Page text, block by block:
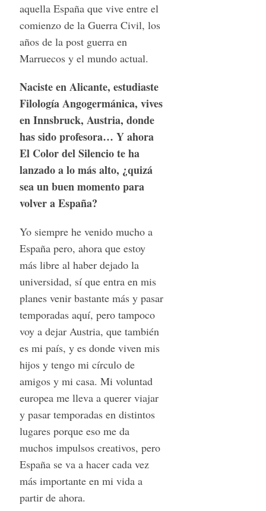
aquella España que vive entre el
comienzo de la Guerra Civil, los
años de la post guerra en
Marruecos y el mundo actual.
Naciste en Alicante, estudiaste
Filología Angogermánica, vives
en Innsbruck, Austria, donde
has sido profesora… Y ahora
El Color del Silencio te ha
lanzado a lo más alto, ¿quizá
sea un buen momento para
volver a España?
Yo siempre he venido mucho a
España pero, ahora que estoy
más libre al haber dejado la
universidad, sí que entra en mis
planes venir bastante más y pasar
temporadas aquí, pero tampoco
voy a dejar Austria, que también
es mi país, y es donde viven mis
hijos y tengo mi círculo de
amigos y mi casa. Mi voluntad
europea me lleva a querer viajar
y pasar temporadas en distintos
lugares porque eso me da
muchos impulsos creativos, pero
España se va a hacer cada vez
más importante en mi vida a
partir de ahora.